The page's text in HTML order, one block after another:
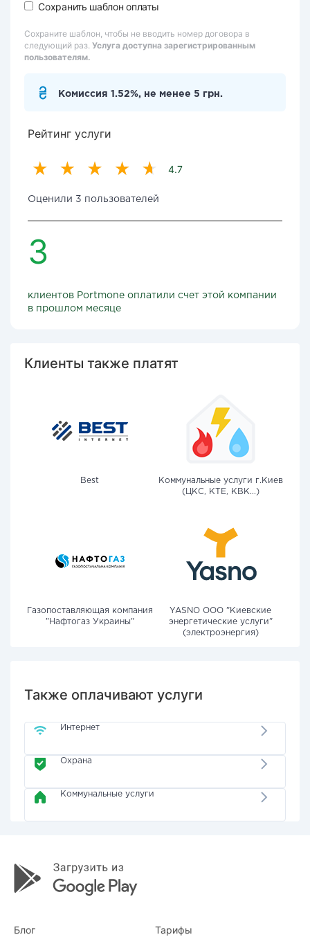
Сохранить шаблон оплаты
Сохраните шаблон, чтобы не вводить номер договора в
следующий раз. Услуга доступна зарегистрированным
пользователям.
Комиссия 1.52%, не менее 5 грн.
Рейтинг услуги
4.7
Оценили 3 пользователей
3
клиентов Portmone оплатили счет этой компании
в прошлом месяце
Клиенты также платят
Best
Коммунальные услуги г.Киев
(ЦКС, КТЕ, КВК...)
Газопоставляющая компания
"Нафтогаз Украины"
YASNO OOO "Киевские
энергетические услуги"
(электроэнергия)
Также оплачивают услуги
Интернет
Охрана
Коммунальные услуги
Блог Тарифы